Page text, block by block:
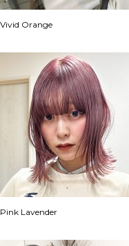
Vivid Orange
Pink Lavender